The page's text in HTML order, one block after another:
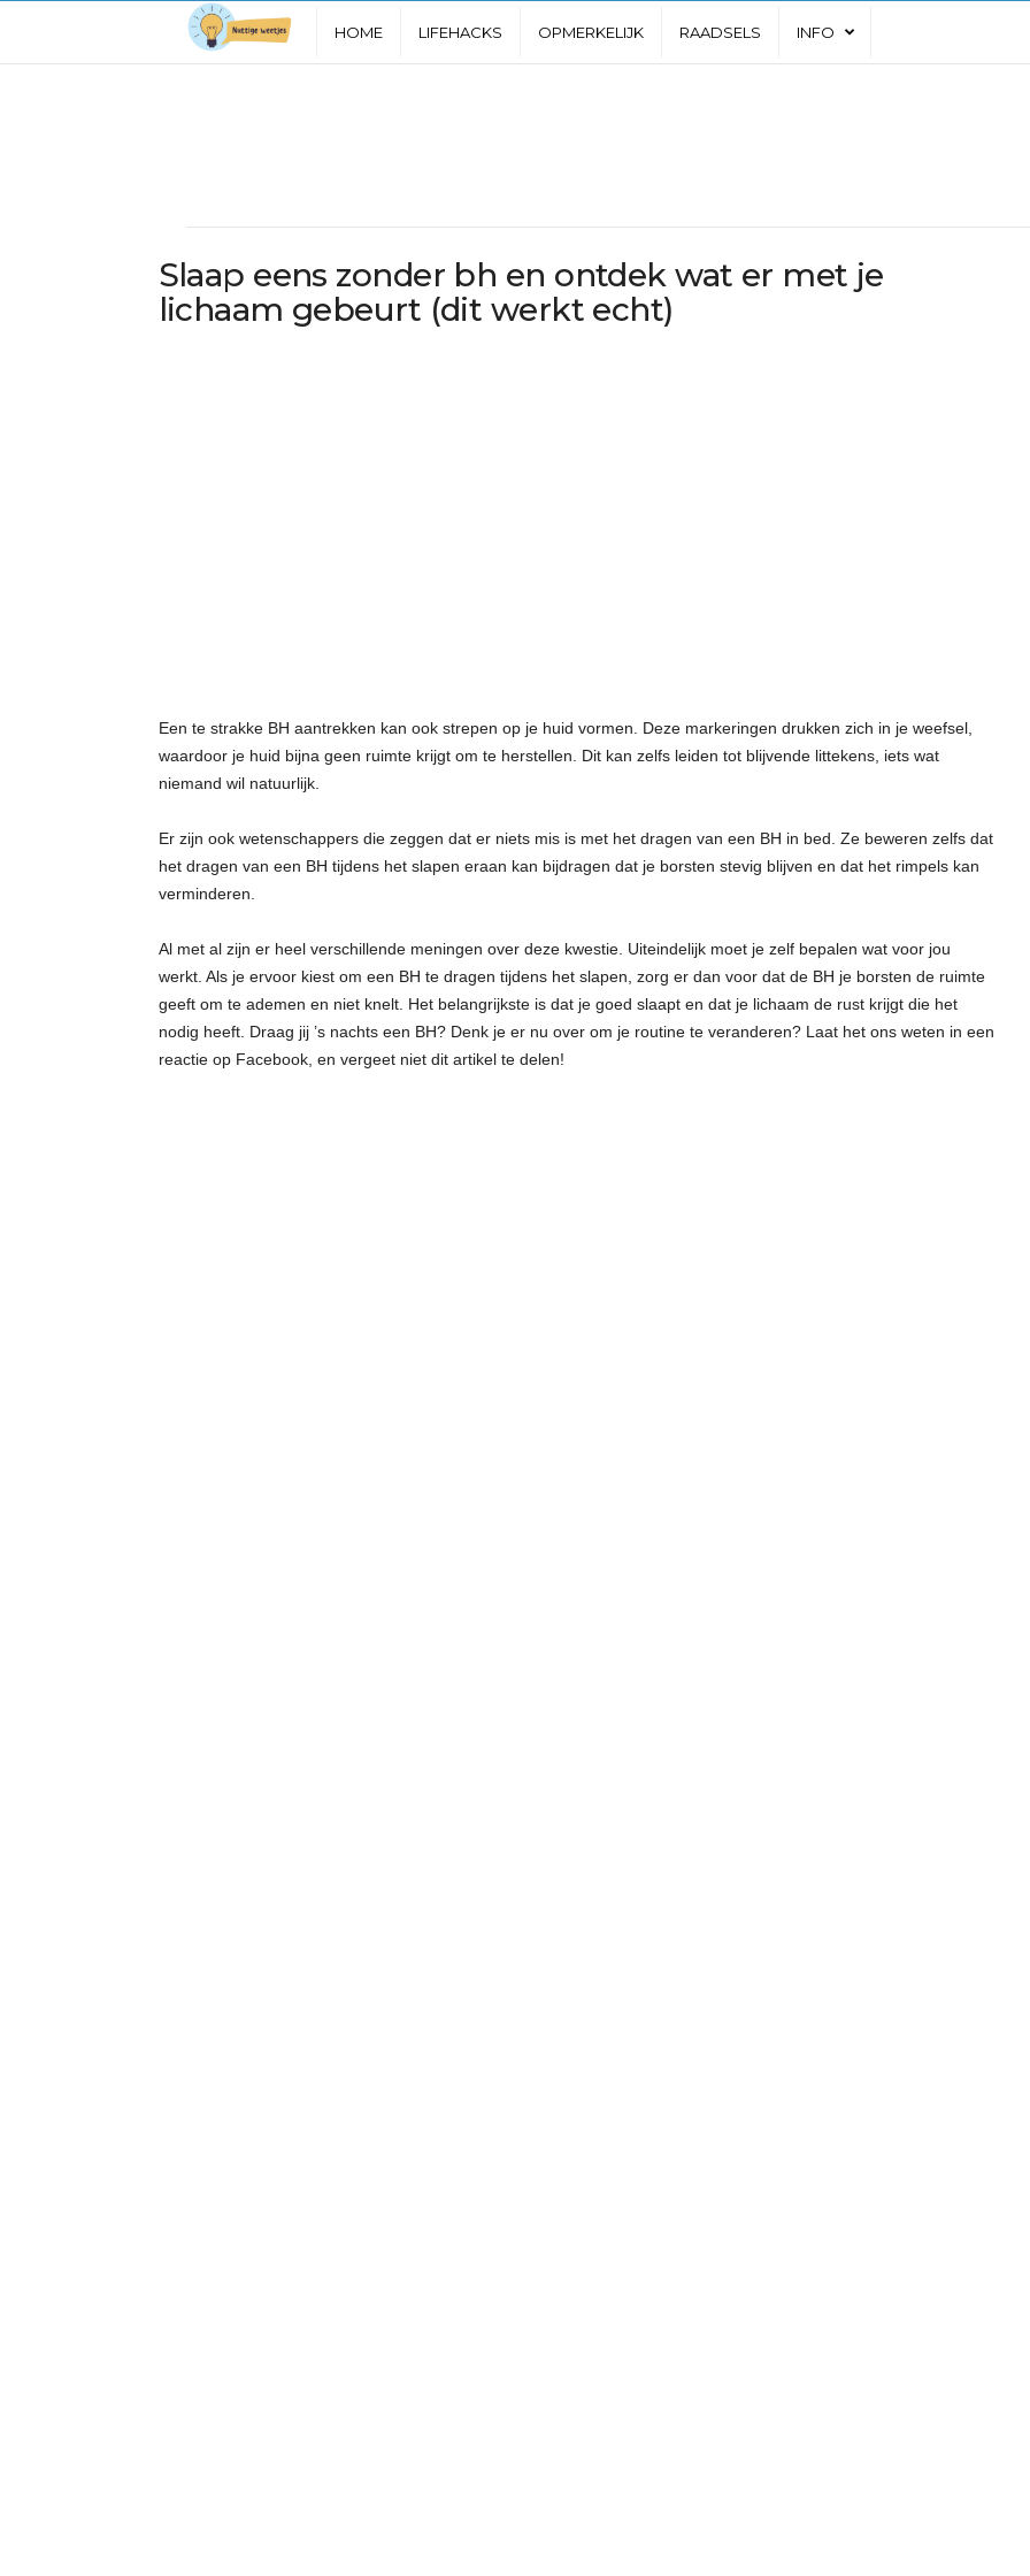
i
g
HOME LIFEHACKS OPMERKELIJK RAADSELS INFO
Slaap eens zonder bh en ontdek wat er met je
lichaam gebeurt (dit werkt echt)
Een te strakke BH aantrekken kan ook strepen op je huid vormen. Deze markeringen drukken zich in je weefsel,
waardoor je huid bijna geen ruimte krijgt om te herstellen. Dit kan zelfs leiden tot blijvende littekens, iets wat
niemand wil natuurlijk.
Er zijn ook wetenschappers die zeggen dat er niets mis is met het dragen van een BH in bed. Ze beweren zelfs dat
het dragen van een BH tijdens het slapen eraan kan bijdragen dat je borsten stevig blijven en dat het rimpels kan
verminderen.
Al met al zijn er heel verschillende meningen over deze kwestie. Uiteindelijk moet je zelf bepalen wat voor jou
werkt. Als je ervoor kiest om een BH te dragen tijdens het slapen, zorg er dan voor dat de BH je borsten de ruimte
geeft om te ademen en niet knelt. Het belangrijkste is dat je goed slaapt en dat je lichaam de rust krijgt die het
nodig heeft. Draag jij ’s nachts een BH? Denk je er nu over om je routine te veranderen? Laat het ons weten in een
reactie op Facebook, en vergeet niet dit artikel te delen!